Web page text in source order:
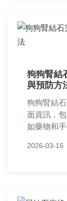
狗狗腎結
與預防方
狗狗腎結
面資訊，
如藥物和
結石問題
2026-03-16